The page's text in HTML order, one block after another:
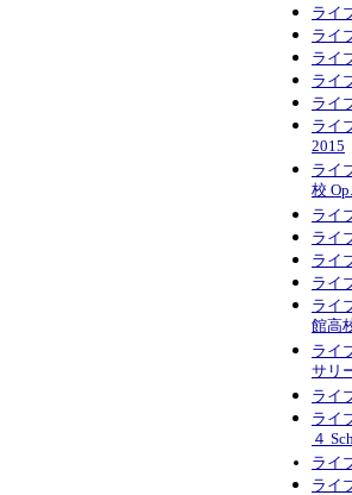
ライ
ライ
ライ
ライ
ライ
ライ
2015
ライ
校
ライ
ライ
ライ
ライ
ライ
館高
ライ
サリ
ライ
ライ
４
ライ
ライ